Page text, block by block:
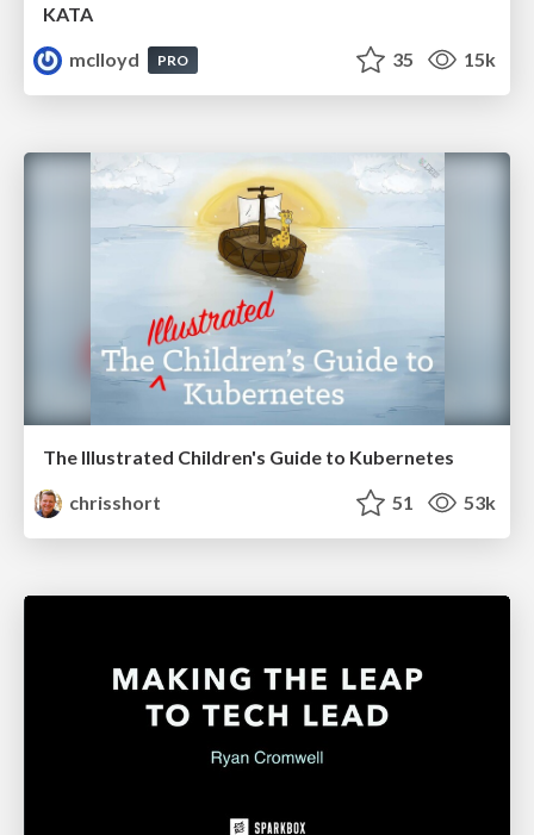
KATA
mclloyd
PRO 35 15k
The Illustrated Children's Guide to Kubernetes
chrisshort
51 53k